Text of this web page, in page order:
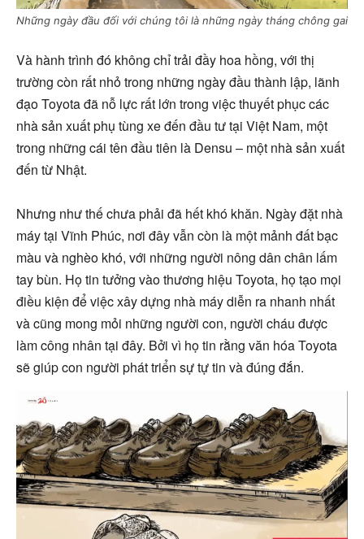
Những ngày đầu đối với chúng tôi là những ngày tháng chông gai
Và hành trình đó không chỉ trải đầy hoa hồng, với thị
trường còn rất nhỏ trong những ngày đầu thành lập, lãnh
đạo Toyota đã nỗ lực rất lớn trong việc thuyết phục các
nhà sản xuất phụ tùng xe đến đầu tư tại Việt Nam, một
trong những cái tên đầu tiên là Densu – một nhà sản xuất
đến từ Nhật.
Nhưng như thế chưa phải đã hết khó khăn. Ngày đặt nhà
máy tại Vĩnh Phúc, nơi đây vẫn còn là một mảnh đất bạc
màu và nghèo khó, với những người nông dân chân lấm
tay bùn. Họ tin tưởng vào thương hiệu Toyota, họ tạo mọi
điều kiện để việc xây dựng nhà máy diễn ra nhanh nhất
và cũng mong mỏi những người con, người cháu được
làm công nhân tại đây. Bởi vì họ tin rằng văn hóa Toyota
sẽ giúp con người phát triển sự tự tin và đúng đắn.